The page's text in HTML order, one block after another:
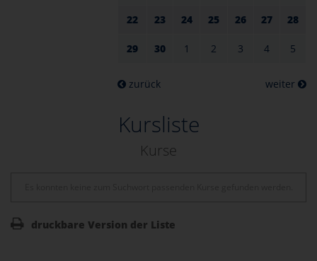
22 23 24 25 26 27 28
29 30 1 2 3 4 5
zurück weiter
Kursliste
Kurse
druckbare Version der Liste